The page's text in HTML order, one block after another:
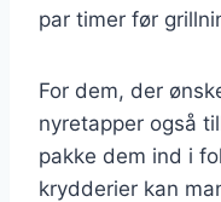
par timer før
For dem, der
nyretapper også
pakke dem ind i
krydderier kan